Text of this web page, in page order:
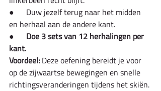
●      Duw jezelf terug naar het midden
en herhaal aan de andere kant.
● Doe 3 sets van 12 herhalingen per
kant.
Voordeel: Deze oefening bereidt je voor
op de zijwaartse bewegingen en snelle
richtingsveranderingen tijdens het skiën.